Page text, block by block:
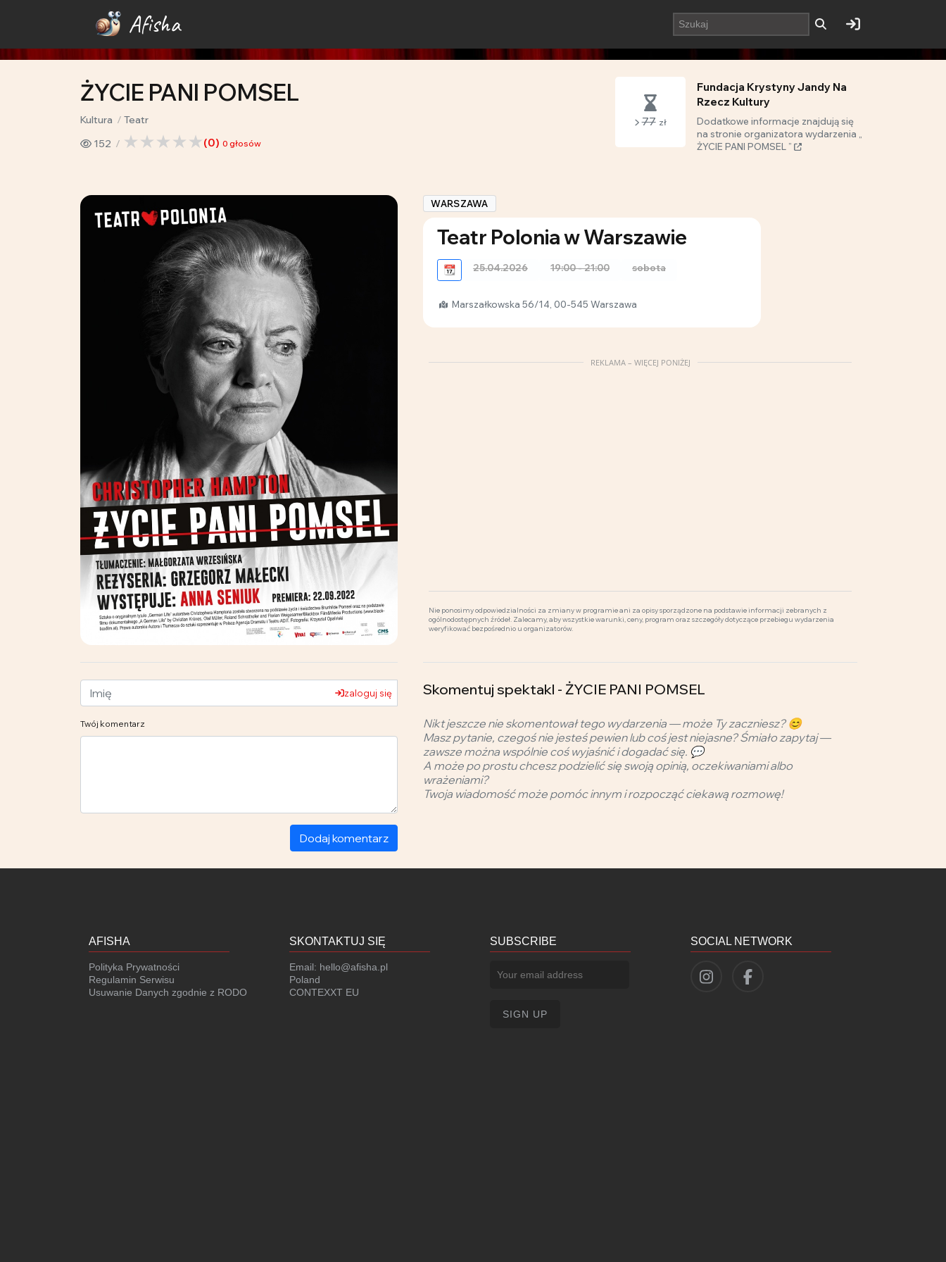
Afisha
ŻYCIE PANI POMSEL
Kultura
Teatr
152
(0) 0 głosów
77 zł
Fundacja Krystyny Jandy Na
Rzecz Kultury
Dodatkowe informacje znajdują się
na stronie organizatora wydarzenia „
ŻYCIE PANI POMSEL ”
WARSZAWA
Teatr Polonia w Warszawie
📆 25.04.2026 19:00 - 21:00 sobota
Marszałkowska 56/14, 00-545 Warszawa
REKLAMA – WIĘCEJ PONIŻEJ
Nie ponosimy odpowiedzialności za zmiany w programie ani za opisy sporządzone na podstawie informacji zebranych z
ogólnodostępnych źródeł. Zalecamy, aby wszystkie warunki, ceny, program oraz szczegóły dotyczące przebiegu wydarzenia
weryfikować bezpośrednio u organizatorów.
zaloguj się
Twój komentarz
Dodaj komentarz
Skomentuj spektakl - ŻYCIE PANI POMSEL
Nikt jeszcze nie skomentował tego wydarzenia — może Ty zaczniesz? 😊
Masz pytanie, czegoś nie jesteś pewien lub coś jest niejasne? Śmiało zapytaj —
zawsze można wspólnie coś wyjaśnić i dogadać się. 💬
A może po prostu chcesz podzielić się swoją opinią, oczekiwaniami albo
wrażeniami?
Twoja wiadomość może pomóc innym i rozpocząć ciekawą rozmowę!
AFISHA
Polityka Prywatności
Regulamin Serwisu
Usuwanie Danych zgodnie z RODO
SKONTAKTUJ SIĘ
Email: hello@afisha.pl
Poland
CONTEXXT EU
SUBSCRIBE SOCIAL NETWORK